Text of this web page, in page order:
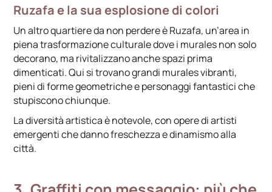
Ruzafa e la sua esplosione di colori
Un altro quartiere da non perdere è Ruzafa, un’area in
piena trasformazione culturale dove i murales non solo
decorano, ma rivitalizzano anche spazi prima
dimenticati. Qui si trovano grandi murales vibranti,
pieni di forme geometriche e personaggi fantastici che
stupiscono chiunque.
La diversità artistica è notevole, con opere di artisti
emergenti che danno freschezza e dinamismo alla
città.